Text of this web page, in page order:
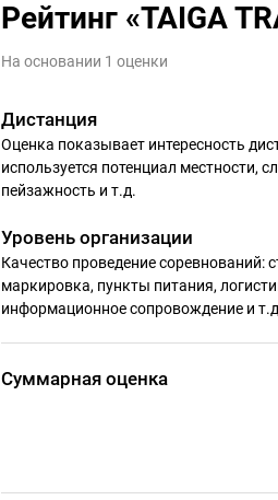
Рейтинг «TAIGA
На основании 1 оценки
Дистанция
Оценка показывает интересность
используется потенциал местности,
пейзажность и т.д.
Уровень организации
Качество проведение соревнований:
маркировка, пункты питания,
информационное сопровождение и
Суммарная оценка